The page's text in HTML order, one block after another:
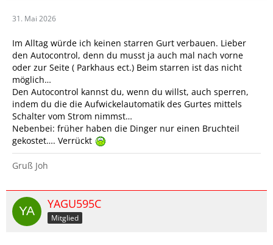
31. Mai 2026
Im Alltag würde ich keinen starren Gurt verbauen. Lieber
den Autocontrol, denn du musst ja auch mal nach vorne
oder zur Seite ( Parkhaus ect.) Beim starren ist das nicht
möglich…
Den Autocontrol kannst du, wenn du willst, auch sperren,
indem du die die Aufwickelautomatik des Gurtes mittels
Schalter vom Strom nimmst…
Nebenbei: früher haben die Dinger nur einen Bruchteil
gekostet…. Verrückt
Gruß Joh
YAGU595C
Mitglied